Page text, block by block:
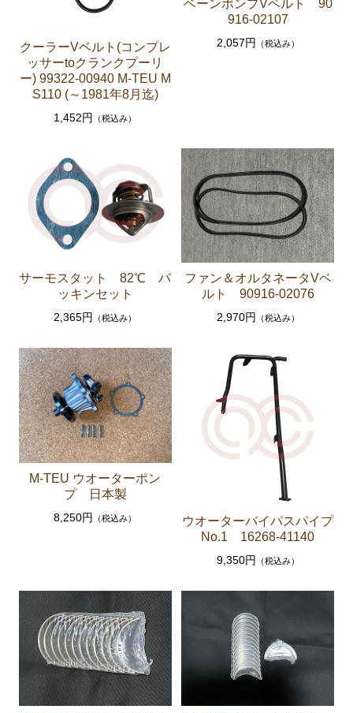
足回りパーツ（アッパーマウント ベアリング ボールジ
燃料パーツ（ポンプ フィルター ダンパー センダ
ーゲージ ホースなど）
駆動パーツ（センターサポートベアリング ドライブ
シャフトブーツ デフなど）
エアコン ヒーター関係
スープラ GA70 GA70H MA70 JZA70
エンジンパーツ 7M-GTEU MA70
エンジンパーツ 1JZ-GTE JZA70
エンジンパーツ 1G-GTEU GA70 GA70H
エンジンパーツ 1G-GEU GA70
エンジンパーツ 1G-FE GA70
ブレーキパーツ（マスターシリンダー リペアキッ
ト ホース など）
クラッチパーツ（マスターシリンダー クラッチレリ
ーズシリンダー オーバーホールキット など）
燃料パーツ（ポンプ フィルター ダンパー センダ
ーゲージなど）
スープラ JZA80
エンジンパーツ 2JZ-GTE JZA80
ソアラ GZ10 MZ10 MZ11 MZ12
エンジンパーツ 5M-GEU MZ11
エンジンパーツ 6M-GEU MZ12
エンジンパーツ M-TEU MZ10
クーラーVベルト(コンプレ
ッサーtoクランクプーリ
ー) 99322-00940 M-TEU M
S110 (～1981年8月迄)
1,452円 （税込み）
ベーンポンプVベルト 90
916-02107
2,057円 （税込み）
サーモスタット 82℃ パ
ッキンセット
2,365円 （税込み）
ファン＆オルタネータVベ
ルト 90916-02076
2,970円 （税込み）
M-TEU ウオーターポン
プ 日本製
8,250円 （税込み）
ウオーターバイパスパイプ
No.1 16268-41140
9,350円 （税込み）